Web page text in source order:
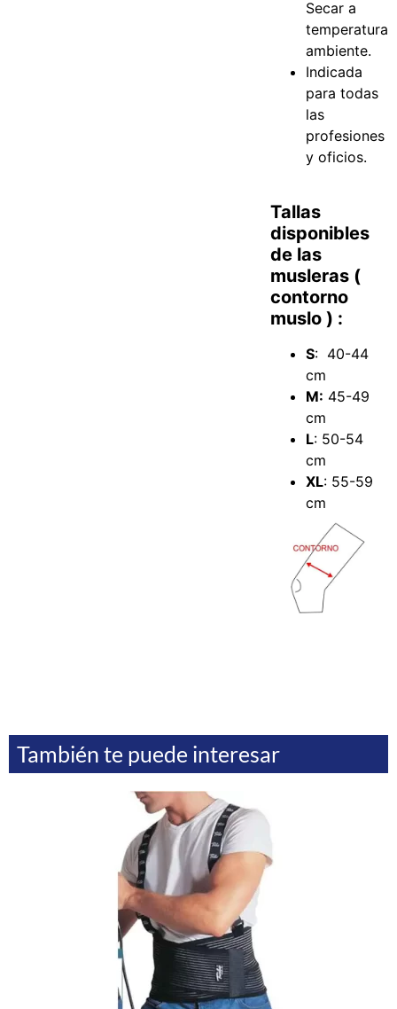
Secar a
temperatura
ambiente.
Indicada
para todas
las
profesiones
y oficios.
Tallas
disponibles
de las
musleras (
contorno
muslo ) :
S: 40-44
cm
M: 45-49
cm
L: 50-54
cm
XL: 55-59
cm
También te puede interesar